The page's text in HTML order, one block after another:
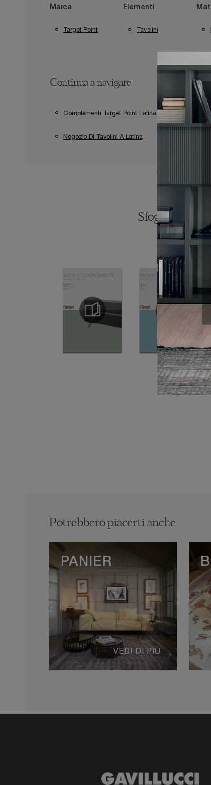
Marca
Target Point
Elementi
Tavolini
Continua a navigare
Complementi Target Point Latina
Negozio Di Tavolini A Latina
Sfoglia i
Potrebbero piacerti anche
VEDI DI PIÙ
PANIER